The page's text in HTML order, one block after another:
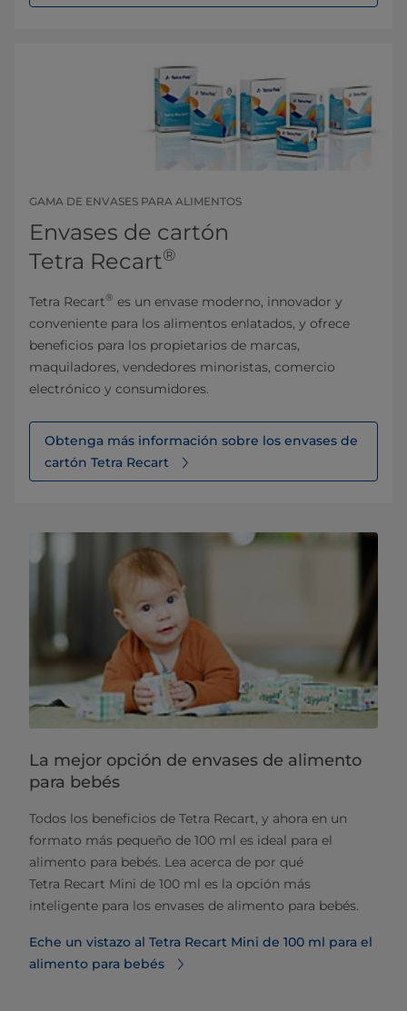
GAMA DE ENVASES PARA ALIMENTOS
Envases de cartón
Tetra Recart®
Tetra Recart® es un envase moderno, innovador y
conveniente para los alimentos enlatados, y ofrece
beneficios para los propietarios de marcas,
maquiladores, vendedores minoristas, comercio
electrónico y consumidores.
Obtenga más información sobre los envases de
cartón Tetra Recart
La mejor opción de envases de alimento
para bebés
Todos los beneficios de Tetra Recart, y ahora en un
formato más pequeño de 100 ml es ideal para el
alimento para bebés. Lea acerca de por qué
Tetra Recart Mini de 100 ml es la opción más
inteligente para los envases de alimento para bebés.
Eche un vistazo al Tetra Recart Mini de 100 ml para el
alimento para bebés